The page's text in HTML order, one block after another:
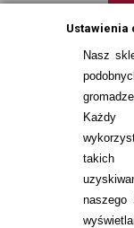
Ustawienia
Nasz
takich
naszego